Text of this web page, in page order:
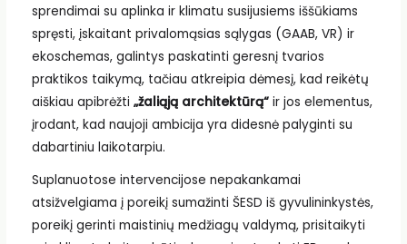
sprendimai su aplinka ir klimatu susijusiems iššūkiams
spręsti, įskaitant privalomąsias sąlygas (GAAB, VR) ir
ekoschemas, galintys paskatinti geresnį tvarios
praktikos taikymą, tačiau atkreipia dėmesį, kad reikėtų
aiškiau apibrėžti „žaliąją architektūrą“ ir jos elementus,
įrodant, kad naujoji ambicija yra didesnė palyginti su
dabartiniu laikotarpiu.
Suplanuotose intervencijose nepakankamai
atsižvelgiama į poreikį sumažinti ŠESD iš gyvulininkystės,
poreikį gerinti maistinių medžiagų valdymą, prisitaikyti